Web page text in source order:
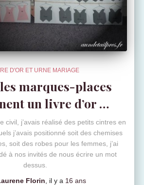
D'OR ET URNE MARIAGE
marques-places
un livre d’or …
civil, j’avais réalisé des petits cintres en
j’avais positionné soit des chemises
soit des robes pour les femmes, j’ai
à nos invités de nous écrire un mot
dessus.
Florin , il y a 16 ans